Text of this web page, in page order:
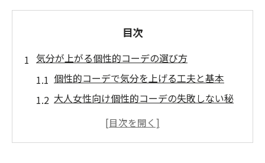
目次
気分が上がる個性的コーデの選び方
個性的コーデで気分を上げる工夫と基本
大人女性向け個性的コーデの失敗しない秘